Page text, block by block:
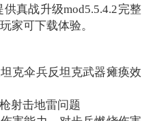
真战升级mod5.5.4.2完整
家可下载体验。
伞兵反坦克武器瘫痪效
射击地雷问题